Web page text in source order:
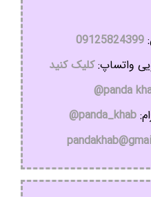
09125824399
واتساپ:کلیک کنید
panda
panda_khab@